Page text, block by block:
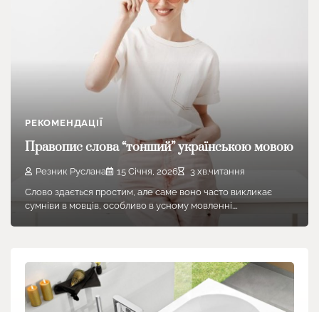
РЕКОМЕНДАЦІЇ
Правопис слова “тонший” українською мовою
Резник Руслана 15 Січня, 2026
3 хв.читання
Слово здається простим, але саме воно часто викликає
сумніви в мовців, особливо в усному мовленні.…